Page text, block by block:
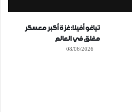
تياغو أفيلا: غزة أكبر معسكر
مغلق في العالم
08/06/2026